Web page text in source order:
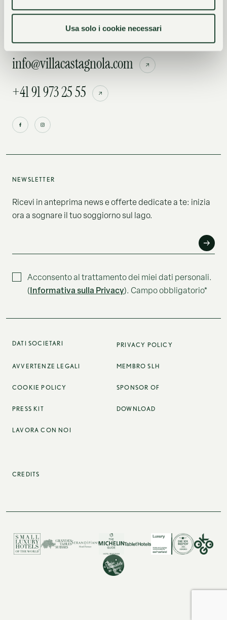
Usa solo i cookie necessari
Viale Castagnola 31, 6900 Lugano,
info@villacastagnola.com
+41 91 973 25 55
NEWSLETTER
Ricevi in anteprima news e offerte dedicate a te: inizia
ora a sognare il tuo soggiorno sul lago.
Acconsento al trattamento dei miei dati personali.
(Informativa sulla Privacy). Campo obbligatorio*
DATI SOCIETARI PRIVACY POLICY
AVVERTENZE LEGALI MEMBRO SLH
COOKIE POLICY SPONSOR OF
PRESS KIT DOWNLOAD
LAVORA CON NOI
CREDITS